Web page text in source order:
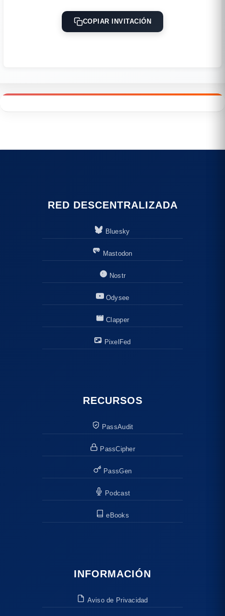
COPIAR INVITACIÓN
RED DESCENTRALIZADA
Bluesky
Mastodon
Nostr
Odysee
Clapper
PixelFed
RECURSOS
PassAudit
PassCipher
PassGen
Podcast
eBooks
INFORMACIÓN
Aviso de Privacidad